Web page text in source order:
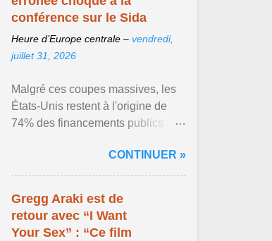
conférence sur le Sida
Heure d’Europe centrale – vendredi,
juillet 31, 2026
Malgré ces coupes massives, les
États-Unis restent à l'origine de
74% des financements publics
dans le monde ... Afficher l'article ...
CONTINUER »
Gregg Araki est de
retour avec “I Want
Your Sex” : “Ce film